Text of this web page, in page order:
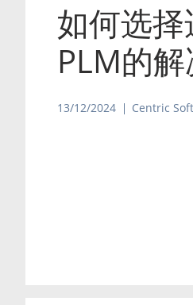
如何选
PLM的
13/12/2024 Centric